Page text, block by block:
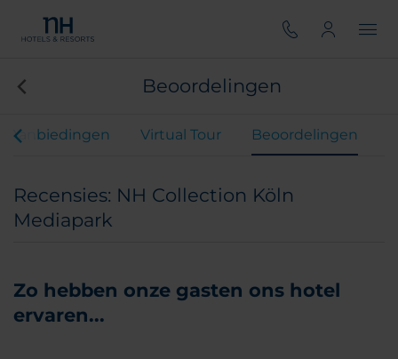
Beoordelingen
Aanbiedingen Virtual Tour Beoordelingen
Recensies: NH Collection Köln
Mediapark
Zo hebben onze gasten ons hotel
ervaren...